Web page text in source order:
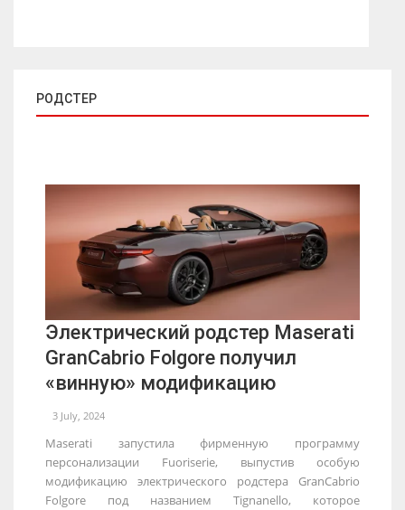
РОДСТЕР
Электрический родстер Maserati
GranCabrio Folgore получил
«винную» модификацию
3 July, 2024
Maserati запустила фирменную программу
персонализации Fuoriserie, выпустив особую
модификацию электрического родстера GranCabrio
Folgore под названием Tignanello, которое